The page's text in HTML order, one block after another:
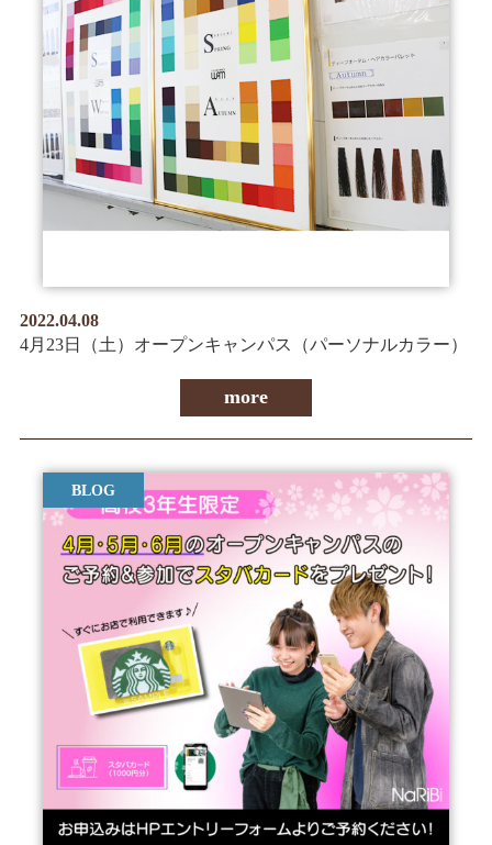
2022.04.08
4月23日（土）オープンキャンパス（パーソナルカラー）
more
BLOG